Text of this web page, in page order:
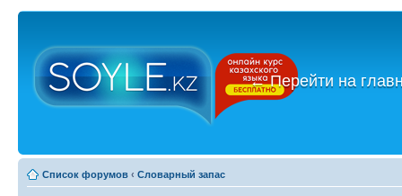
←Перейти на
Список форумов ‹ Словарный запас